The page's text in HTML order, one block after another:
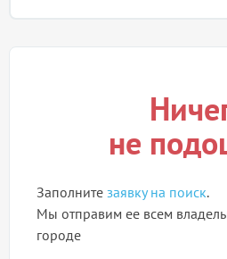
не
Заполните заявку на поиск.
Мы отправим ее всем
городе